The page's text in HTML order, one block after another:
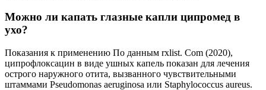
Можно ли капать глазные капли ципромед в
ухо?
Показания к применению По данным rxlist. Com (2020),
ципрофлоксацин в виде ушных капель показан для лечения
острого наружного отита, вызванного чувствительными
штаммами Pseudomonas aeruginosa или Staphylococcus aureus.